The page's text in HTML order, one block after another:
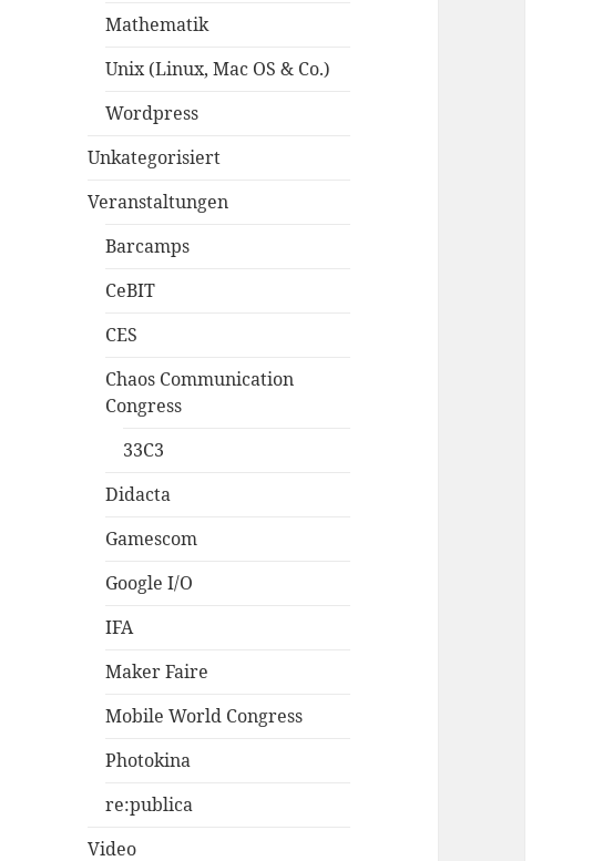
Mathematik
Unix (Linux, Mac OS & Co.)
Wordpress
Unkategorisiert
Veranstaltungen
Barcamps
CeBIT
CES
Chaos Communication
Congress
33C3
Didacta
Gamescom
Google I/O
IFA
Maker Faire
Mobile World Congress
Photokina
re:publica
Video